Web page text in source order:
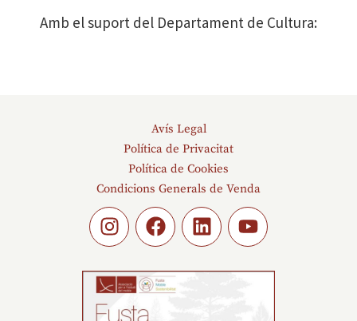
Amb el suport del Departament de Cultura:
Avís Legal
Política de Privacitat
Política de Cookies
Condicions Generals de Venda